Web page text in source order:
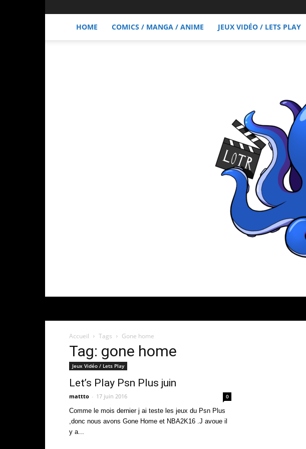
HOME COMICS / MANGA / ANIME JEUX VIDÉO / LETS PLAY
Accueil Tags Gone home
Tag: gone home
Jeux Vidéo / Lets Play
Let’s Play Psn Plus juin
mattto - 17 juin 2016 0
Comme le mois dernier j ai teste les jeux du Psn Plus
,donc nous avons Gone Home et NBA2K16 .J avoue il
y a...